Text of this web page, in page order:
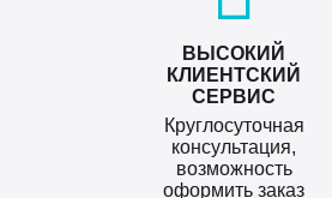
ВЫСОКИЙ
КЛИЕНТСКИЙ
СЕРВИС
Круглосуточная
консультация,
возможность
оформить заказ